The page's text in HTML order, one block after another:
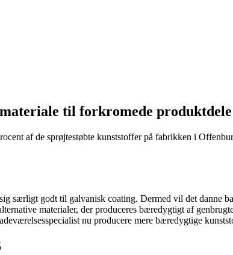
til forkromede produktdele
af de sprøjtestøbte kunststoffer på fabrikken i
særligt godt til galvanisk coating. Dermed vil det danne
materialer, der produceres bæredygtigt af
nu producere mere bæredygtige